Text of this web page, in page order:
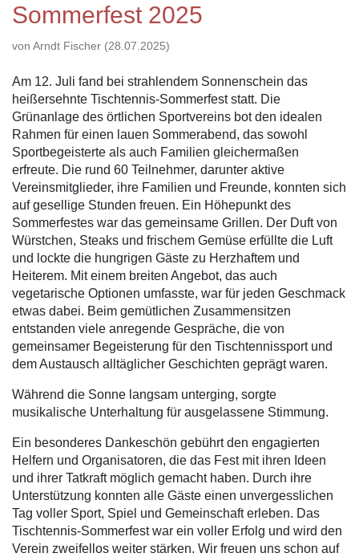
Sommerfest 2025
von Arndt Fischer (28.07.2025)
Am 12. Juli fand bei strahlendem Sonnenschein das
heißersehnte Tischtennis-Sommerfest statt. Die
Grünanlage des örtlichen Sportvereins bot den idealen
Rahmen für einen lauen Sommerabend, das sowohl
Sportbegeisterte als auch Familien gleichermaßen
erfreute. Die rund 60 Teilnehmer, darunter aktive
Vereinsmitglieder, ihre Familien und Freunde, konnten sich
auf gesellige Stunden freuen. Ein Höhepunkt des
Sommerfestes war das gemeinsame Grillen. Der Duft von
Würstchen, Steaks und frischem Gemüse erfüllte die Luft
und lockte die hungrigen Gäste zu Herzhaftem und
Heiterem. Mit einem breiten Angebot, das auch
vegetarische Optionen umfasste, war für jeden Geschmack
etwas dabei. Beim gemütlichen Zusammensitzen
entstanden viele anregende Gespräche, die von
gemeinsamer Begeisterung für den Tischtennissport und
dem Austausch alltäglicher Geschichten geprägt waren.
Während die Sonne langsam unterging, sorgte
musikalische Unterhaltung für ausgelassene Stimmung.
Ein besonderes Dankeschön gebührt den engagierten
Helfern und Organisatoren, die das Fest mit ihren Ideen
und ihrer Tatkraft möglich gemacht haben. Durch ihre
Unterstützung konnten alle Gäste einen unvergesslichen
Tag voller Sport, Spiel und Gemeinschaft erleben. Das
Tischtennis-Sommerfest war ein voller Erfolg und wird den
Verein zweifellos weiter stärken. Wir freuen uns schon auf